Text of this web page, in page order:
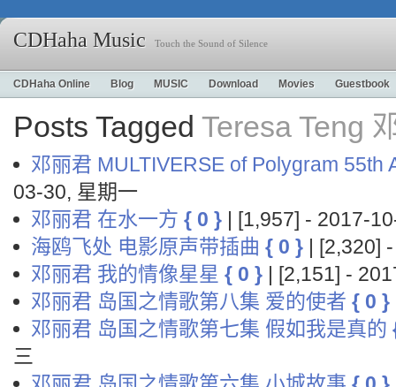
CDHaha Music Touch the Sound of Silence
CDHaha Online Blog MUSIC Download Movies Guestbook
Posts Tagged Teresa Teng
邓丽君 MULTIVERSE of Polygram 55th
03-30, 星期一
邓丽君 在水一方 { 0 } | [1,957] - 2017-
海鸥飞处 电影原声带插曲 { 0 } | [2,320]
邓丽君 我的情像星星 { 0 } | [2,151] -
邓丽君 岛国之情歌第八集 爱的使者 { 0 }
邓丽君 岛国之情歌第七集 假如我是真的
三